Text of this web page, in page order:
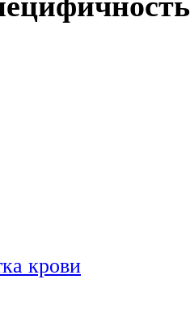
крови